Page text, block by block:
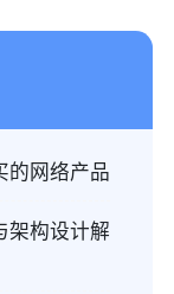
的网络产品
架构设计解